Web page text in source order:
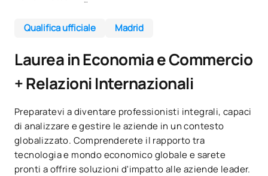
Opportunità lavorative
Sala dei professori
Qualifica ufficiale Madrid
Laurea in Economia e Commercio
+ Relazioni Internazionali
Preparatevi a diventare professionisti integrali, capaci
di analizzare e gestire le aziende in un contesto
globalizzato. Comprenderete il rapporto tra
tecnologia e mondo economico globale e sarete
pronti a offrire soluzioni d'impatto alle aziende leader.